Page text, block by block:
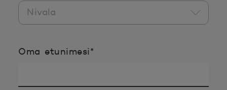
Oma etunimesi*